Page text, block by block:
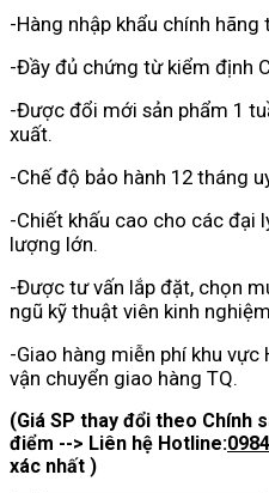
-Hàng nhập khẩu chính
-Đầy đủ chứng từ kiểm định
-Được đổi mới sản phẩm 1
xuất.
-Chế độ bảo hành 12 tháng
-Chiết khấu cao cho các đại
lượng lớn.
-Được tư vấn lắp đặt, chọn
ngũ kỹ thuật viên kinh
-Giao hàng miễn phí khu vực
vận chuyển giao hàng TQ.
(Giá SP thay đổi theo Chính
điểm --> Liên hệ Hotline:
xác nhất )